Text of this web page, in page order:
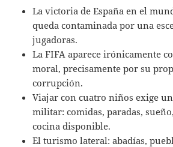
La victoria de España en el
queda contaminada por una
jugadoras.
La FIFA aparece irónicamente
moral, precisamente por su
corrupción.
Viajar con cuatro niños exige
militar: comidas, paradas,
cocina disponible.
El turismo lateral: abadías,